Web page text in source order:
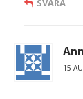
SVARA
15